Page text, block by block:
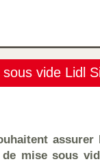
vide Lidl
mise sous